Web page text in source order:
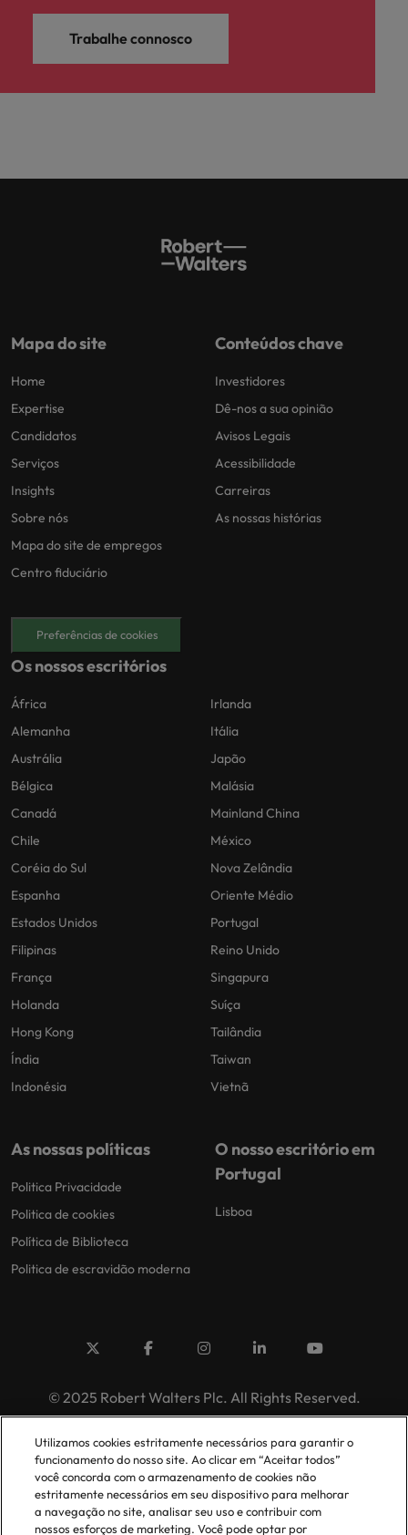
Trabalhe connosco
Mapa do site
Home
Expertise
Candidatos
Serviços
Insights
Sobre nós
Mapa do site de empregos
Centro fiduciário
Conteúdos chave
Investidores
Dê-nos a sua opinião
Avisos Legais
Acessibilidade
Carreiras
As nossas histórias
Preferências de cookies
Os nossos escritórios
África
Alemanha
Austrália
Bélgica
Canadá
Chile
Coréia do Sul
Espanha
Estados Unidos
Filipinas
França
Holanda
Hong Kong
Índia
Indonésia
Irlanda
Itália
Japão
Malásia
Mainland China
México
Nova Zelândia
Oriente Médio
Portugal
Reino Unido
Singapura
Suíça
Tailândia
Taiwan
Vietnã
As nossas políticas
Politica Privacidade
Politica de cookies
Política de Biblioteca
Politica de escravidão moderna
O nosso escritório em
Portugal
Lisboa
© 2025 Robert Walters Plc. All Rights Reserved.
Utilizamos cookies estritamente necessários para garantir o
funcionamento do nosso site. Ao clicar em “Aceitar todos”
você concorda com o armazenamento de cookies não
estritamente necessários em seu dispositivo para melhorar
a navegação no site, analisar seu uso e contribuir com
nossos esforços de marketing. Você pode optar por